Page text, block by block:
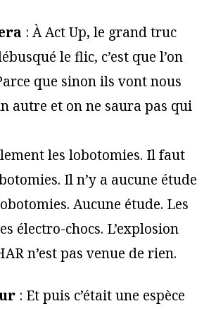
: À Act Up, le grand truc
le flic, c’est que l’on
que sinon ils vont nous
autre et on ne saura pas qui
les lobotomies. Il faut
Il n’y a aucune étude
Aucune étude. Les
électro-chocs. L’explosion
n’est pas venue de rien.
: Et puis c’était une espèce